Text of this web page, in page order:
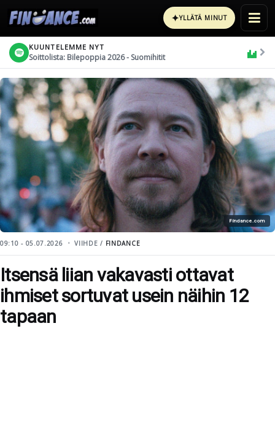
✦YLLÄTÄ MINUT
KUUNTELEMME NYT
Soittolista: Bilepoppia 2026 - Suomihitit
Findance.com
09:10 - 05.07.2026 VIIHDE / FINDANCE
Itsensä liian vakavasti ottavat
ihmiset sortuvat usein näihin 12
tapaan